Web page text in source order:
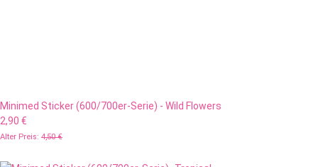
Minimed Sticker (600/700er-Serie) - Wild Flowers
2,90 €
Alter Preis: 4,50 €